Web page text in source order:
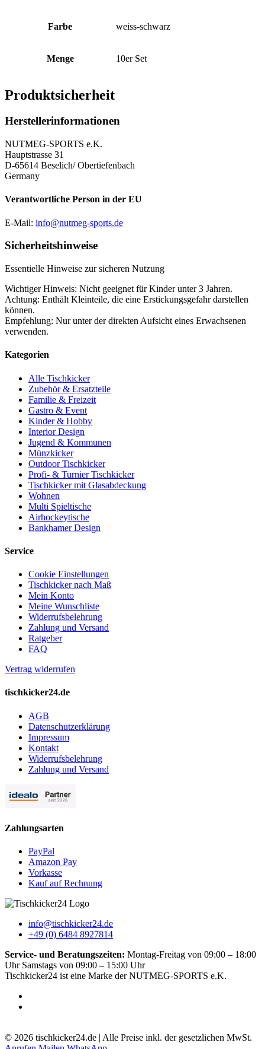
Farbe weiss-schwarz
Menge 10er Set
Produktsicherheit
Herstellerinformationen
NUTMEG-SPORTS e.K.
Hauptstrasse 31
D-65614 Beselich/ Obertiefenbach
Germany
Verantwortliche Person in der EU
E-Mail: info@nutmeg-sports.de
Sicherheitshinweise
Essentielle Hinweise zur sicheren Nutzung
Wichtiger Hinweis: Nicht geeignet für Kinder unter 3 Jahren.
Achtung: Enthält Kleinteile, die eine Erstickungsgefahr darstellen
können.
Empfehlung: Nur unter der direkten Aufsicht eines Erwachsenen
verwenden.
Kategorien
Alle Tischkicker
Zubehör & Ersatzteile
Familie & Freizeit
Gastro & Event
Kinder & Hobby
Interior Design
Jugend & Kommunen
Münzkicker
Outdoor Tischkicker
Profi- & Turnier Tischkicker
Tischkicker mit Glasabdeckung
Wohnen
Multi Spieltische
Airhockeytische
Bankhamer Design
Service
Cookie Einstellungen
Tischkicker nach Maß
Mein Konto
Meine Wunschliste
Widerrufsbelehrung
Zahlung und Versand
Ratgeber
FAQ
Vertrag widerrufen
tischkicker24.de
AGB
Datenschutzerklärung
Impressum
Kontakt
Widerrufsbelehrung
Zahlung und Versand
Zahlungsarten
PayPal
Amazon Pay
Vorkasse
Kauf auf Rechnung
info@tischkicker24.de
+49 (0) 6484 8927814
Service- und Beratungszeiten: Montag-Freitag von 09:00 – 18:00
Uhr Samstags von 09:00 – 15:00 Uhr
Tischkicker24 ist eine Marke der NUTMEG-SPORTS e.K.
© 2026 tischkicker24.de | Alle Preise inkl. der gesetzlichen MwSt.